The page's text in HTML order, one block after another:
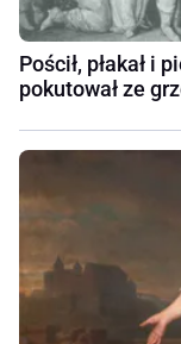
Pościł, płakał i
pokutował ze